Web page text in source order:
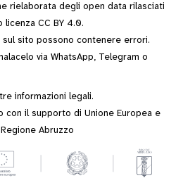
rielaborata degli open data rilasciati
licenza CC BY 4.0.
sul sito possono contenere errori.
via WhatsApp, Telegram o
informazioni legali.
con il supporto di Unione Europea e
Regione Abruzzo